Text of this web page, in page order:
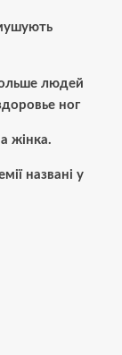
людей
ног
жінка.
названі у